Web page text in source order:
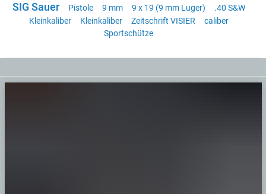
SIG Sauer Pistole 9 mm 9 x 19 (9 mm Luger)
.40 S&W
Kleinkaliber
Kleinkaliber Zeitschrift VISIER
caliber
Sportschütze